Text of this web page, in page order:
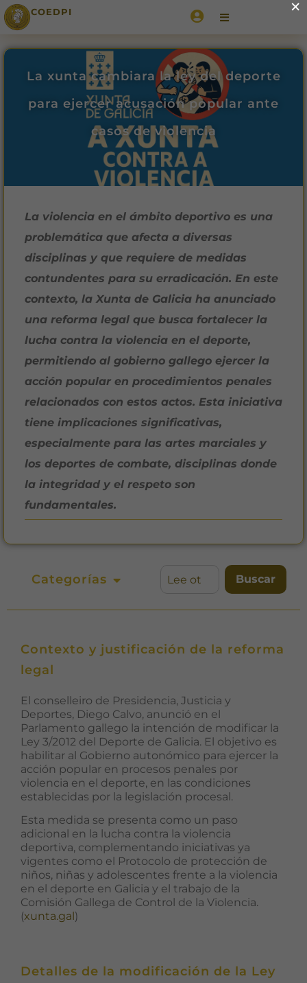
COEDPI
La xunta cambiara la ley del deporte
para ejercer acusación popular ante
casos de violencia
La violencia en el ámbito deportivo es una
problemática que afecta a diversas
disciplinas y que requiere de medidas
contundentes para su erradicación. En este
contexto, la Xunta de Galicia ha anunciado
una reforma legal que busca fortalecer la
lucha contra la violencia en el deporte,
permitiendo al gobierno gallego ejercer la
acción popular en procedimientos penales
relacionados con estos actos. Esta iniciativa
tiene implicaciones significativas,
especialmente para las artes marciales y
los deportes de combate, disciplinas donde
la integridad y el respeto son
fundamentales.
Categorías Buscar
Contexto y justificación de la reforma
legal
El conselleiro de Presidencia, Justicia y
Deportes, Diego Calvo, anunció en el
Parlamento gallego la intención de modificar la
Ley 3/2012 del Deporte de Galicia. El objetivo es
habilitar al Gobierno autonómico para ejercer la
acción popular en procesos penales por
violencia en el deporte, en las condiciones
establecidas por la legislación procesal.
Esta medida se presenta como un paso
adicional en la lucha contra la violencia
deportiva, complementando iniciativas ya
vigentes como el Protocolo de protección de
niños, niñas y adolescentes frente a la violencia
en el deporte en Galicia y el trabajo de la
Comisión Gallega de Control de la Violencia.
(xunta.gal )
Detalles de la modificación de la Ley
×